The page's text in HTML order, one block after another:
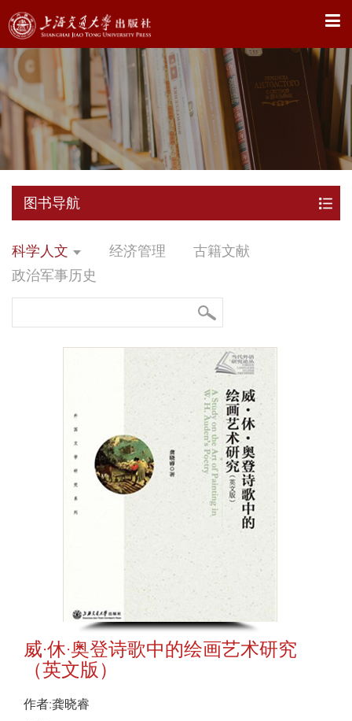
X
图书导航
科学人文 经济管理
古籍文献
政治军事历史
威·休·奥登诗歌中的绘画艺术研究
（英文版）
作者:龚晓睿